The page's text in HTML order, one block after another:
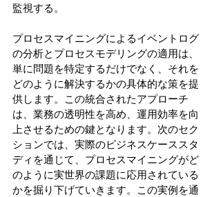
監視する。
プロセスマイニングによるイベントログ
の分析とプロセスモデリングの適用は、
単に問題を特定するだけでなく、それを
どのように解決するかの具体的な策を提
供します。この統合されたアプローチ
は、業務の透明性を高め、運用効率を向
上させるための鍵となります。次のセク
ションでは、実際のビジネスケーススタ
ディを通じて、プロセスマイニングがど
のように実世界の課題に応用されている
かを掘り下げていきます。この実例を通